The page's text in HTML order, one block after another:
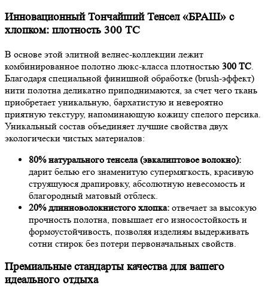
Инновационный Тончайший Тенсел «БРАШ» с
хлопком: плотность 300 TC
В основе этой элитной велнес-коллекции лежит
комбинированное полотно люкс-класса плотностью 300 TC
Благодаря специальной финишной обработке (brush-эффект)
нити полотна деликатно приподнимаются, за счет чего ткань
приобретает уникальную, бархатистую и невероятно
приятную текстуру, напоминающую кожицу спелого персика.
Уникальный состав объединяет лучшие свойства двух
экологически чистых материалов:
80% натурального тенсела (эвкалиптовое волокно):
дарит белью его знаменитую супермягкость, красивую
струящуюся драпировку, абсолютную невесомость и
благородный матовый отблеск.
20% длинноволокнистого хлопка: отвечает за высокую
прочность полотна, повышает его износостойкость и
формоустойчивость, позволяя изделиям выдерживать
сотни стирок без потери первоначальных свойств.
Премиальные стандарты качества для вашего
идеального отдыха